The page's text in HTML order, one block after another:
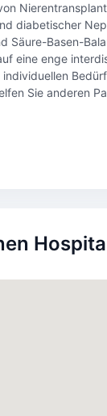
diabetischer
Säure-Basen-
eine enge
Sie anderen